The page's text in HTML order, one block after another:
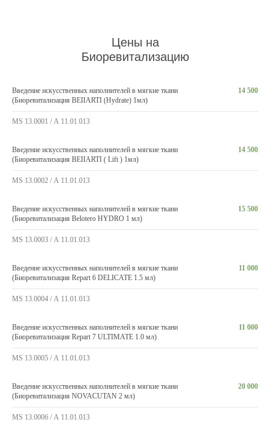
Цены на
Биоревитализацию
Введение искусственных наполнителей в мягкие ткани
(Биоревитализация BEIIARTI (Hydrate) 1мл)
14 500
MS 13.0001 / А 11.01.013
Введение искусственных наполнителей в мягкие ткани
(Биоревитализация BEIIARTI ( Lift ) 1мл)
14 500
MS 13.0002 / А 11.01.013
Введение искусственных наполнителей в мягкие ткани
(Биоревитализация Belotero HYDRO 1 мл)
15 500
MS 13.0003 / А 11.01.013
Введение искусственных наполнителей в мягкие ткани
(Биоревитализация Repart 6 DELICATE 1.5 мл)
11 000
MS 13.0004 / А 11.01.013
Введение искусственных наполнителей в мягкие ткани
(Биоревитализация Repart 7 ULTIMATE 1.0 мл)
11 000
MS 13.0005 / А 11.01.013
Введение искусственных наполнителей в мягкие ткани
(Биоревитализация NOVACUTAN 2 мл)
20 000
MS 13.0006 / А 11.01.013